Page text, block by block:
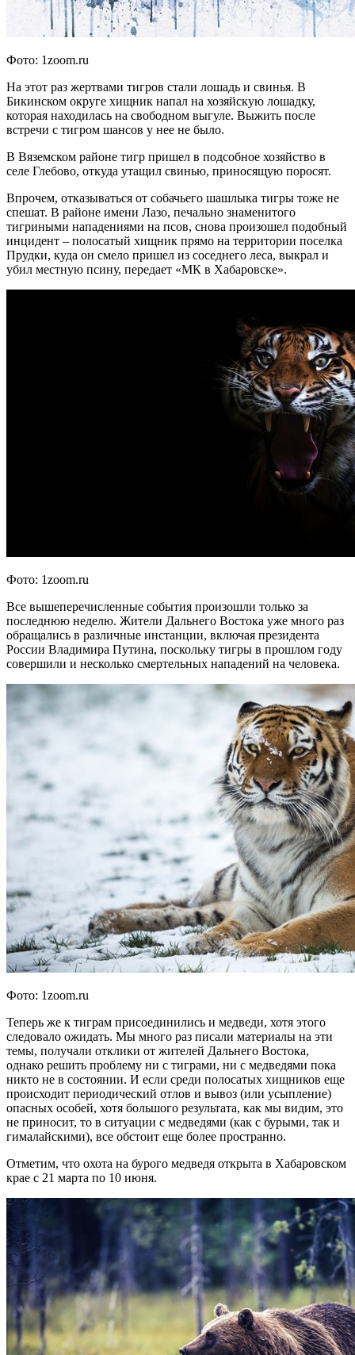
Фото: 1zoom.ru
На этот раз жертвами тигров стали лошадь и свинья. В
Бикинском округе хищник напал на хозяйскую лошадку,
которая находилась на свободном выгуле. Выжить после
встречи с тигром шансов у нее не было.
В Вяземском районе тигр пришел в подсобное хозяйство в
селе Глебово, откуда утащил свинью, приносящую поросят.
Впрочем, отказываться от собачьего шашлыка тигры тоже не
спешат. В районе имени Лазо, печально знаменитого
тигриными нападениями на псов, снова произошел подобный
инцидент – полосатый хищник прямо на территории поселка
Прудки, куда он смело пришел из соседнего леса, выкрал и
убил местную псину, передает «МК в Хабаровске».
Фото: 1zoom.ru
Все вышеперечисленные события произошли только за
последнюю неделю. Жители Дальнего Востока уже много раз
обращались в различные инстанции, включая президента
России Владимира Путина, поскольку тигры в прошлом году
совершили и несколько смертельных нападений на человека.
Фото: 1zoom.ru
Теперь же к тиграм присоединились и медведи, хотя этого
следовало ожидать. Мы много раз писали материалы на эти
темы, получали отклики от жителей Дальнего Востока,
однако решить проблему ни с тиграми, ни с медведями пока
никто не в состоянии. И если среди полосатых хищников еще
происходит периодический отлов и вывоз (или усыпление)
опасных особей, хотя большого результата, как мы видим, это
не приносит, то в ситуации с медведями (как с бурыми, так и
гималайскими), все обстоит еще более пространно.
Отметим, что охота на бурого медведя открыта в Хабаровском
крае с 21 марта по 10 июня.